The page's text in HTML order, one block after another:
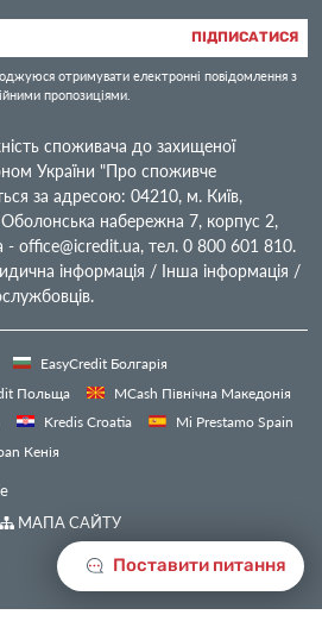
Поставити питання
ПІДПИСАТИСЯ
отримувати електронні повідомлення з
пропозиціями.
споживача до захищеної
України "Про споживче
за адресою: 04210, м. Київ,
набережна 7, корпус 2,
- office@icredit.ua, тел. 0 800 601 810.
інформація / Інша інформація /
EasyCredit Болгарія
Польща
MCash Північна Македонія
Kredis Croatia
Mi Prestamo Spain
Кенія
МАПА САЙТУ